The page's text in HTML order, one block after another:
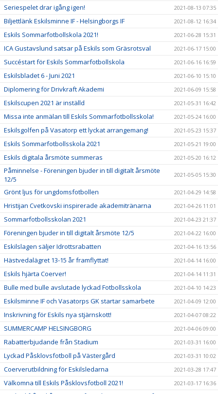
Seriespelet drar igång igen! 2021-08-13 07:35
Biljettlänk Eskilsminne IF - Helsingborgs IF 2021-08-12 16:34
Eskils Sommarfotbollskola 2021! 2021-06-28 15:31
ICA Gustavslund satsar på Eskils som Gräsrotsval 2021-06-17 15:00
Succéstart för Eskils Sommarfotbollskola 2021-06-16 16:59
Eskilsbladet 6 - Juni 2021 2021-06-10 15:10
Diplomering för Drivkraft Akademi 2021-06-09 15:58
Eskilscupen 2021 är inställd 2021-05-31 16:42
Missa inte anmälan till Eskils Sommarfotbollsskola! 2021-05-24 16:00
Eskilsgolfen på Vasatorp ett lyckat arrangemang! 2021-05-23 15:37
Eskils Sommarfotbollsskola 2021 2021-05-21 19:00
Eskils digitala årsmöte summeras 2021-05-20 16:12
Påminnelse - Föreningen bjuder in till digitalt årsmöte
12/5
2021-05-05 15:30
Grönt ljus för ungdomsfotbollen 2021-04-29 14:58
Hristijan Cvetkovski inspirerade akademitränarna 2021-04-26 11:01
Sommarfotbollsskolan 2021 2021-04-23 21:37
Föreningen bjuder in till digitalt årsmöte 12/5 2021-04-22 16:00
Eskilslagen säljer Idrottsrabatten 2021-04-16 13:56
Hästvedalägret 13-15 år framflyttat! 2021-04-14 16:00
Eskils hjärta Coerver! 2021-04-14 11:31
Bulle med bulle avslutade lyckad Fotbollsskola 2021-04-10 14:23
Eskilsminne IF och Vasatorps GK startar samarbete 2021-04-09 12:00
Inskrivning för Eskils nya stjärnskott! 2021-04-07 08:22
SUMMERCAMP HELSINGBORG 2021-04-06 09:00
Rabatterbjudande från Stadium 2021-03-31 16:00
Lyckad Påsklovsfotboll på Västergård 2021-03-31 10:02
Coerverutbildning för Eskilsledarna 2021-03-28 17:47
Välkomna till Eskils Påsklovsfotboll 2021! 2021-03-17 16:36